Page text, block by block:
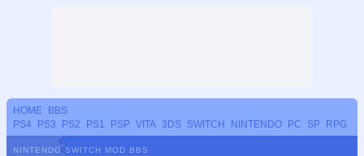
HOME
BBS
PS4
PS3 PS2 PS1 PSP VITA 3DS SWITCH NINTENDO PC SP RPG
NINTENDO SWITCH MOD BBS